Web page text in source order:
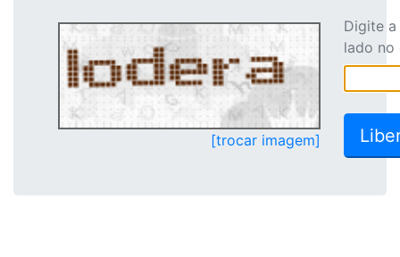
[trocar imagem]
Digite
lado no